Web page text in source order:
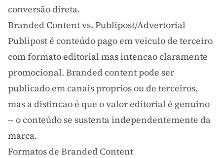
conversão direta.
Branded Content vs. Publipost/Advertorial
Publipost é conteúdo pago em veiculo de terceiro
com formato editorial mas intencao claramente
promocional. Branded content pode ser
publicado em canais proprios ou de terceiros,
mas a distincao é que o valor editorial é genuino
-- o conteúdo se sustenta independentemente da
marca.
Formatos de Branded Content